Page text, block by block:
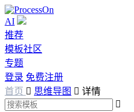
AI
推荐
模板社区
专题
登录 免费注册
首页  思维导图  详情
